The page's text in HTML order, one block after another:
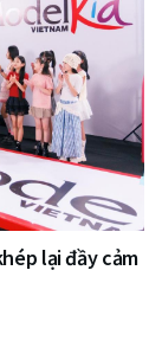
lại đầy cảm